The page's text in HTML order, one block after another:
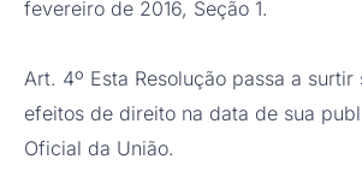
fevereiro de 2016, Seção 1.
Art. 4º Esta Resolução passa a surtir
efeitos de direito na data de sua
Oficial da União.